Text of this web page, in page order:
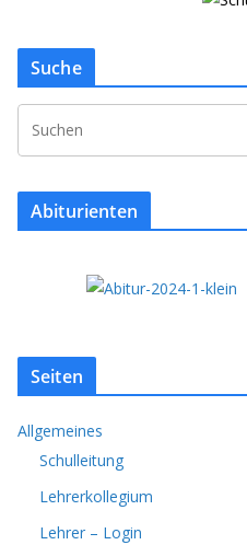
Suche
Abiturienten
Seiten
Allgemeines
Schulleitung
Lehrerkollegium
Lehrer – Login